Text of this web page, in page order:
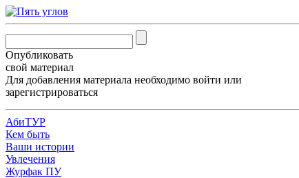
Опубликовать
свой материал
Для добавления материала необходимо войти или
зарегистрироваться
АбиТУР
Кем быть
Ваши истории
Увлечения
Журфак ПУ